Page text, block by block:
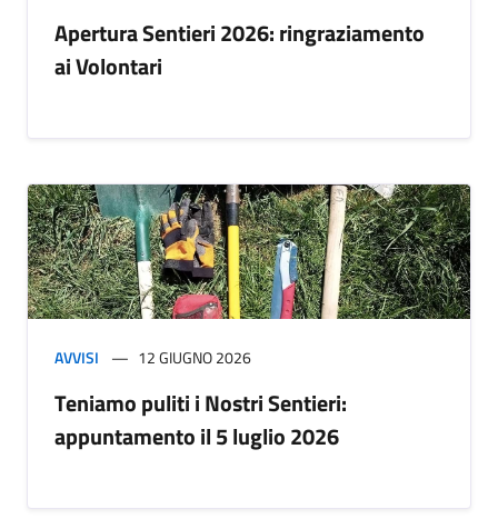
Apertura Sentieri 2026: ringraziamento
ai Volontari
AVVISI 12 GIUGNO 2026
Teniamo puliti i Nostri Sentieri:
appuntamento il 5 luglio 2026